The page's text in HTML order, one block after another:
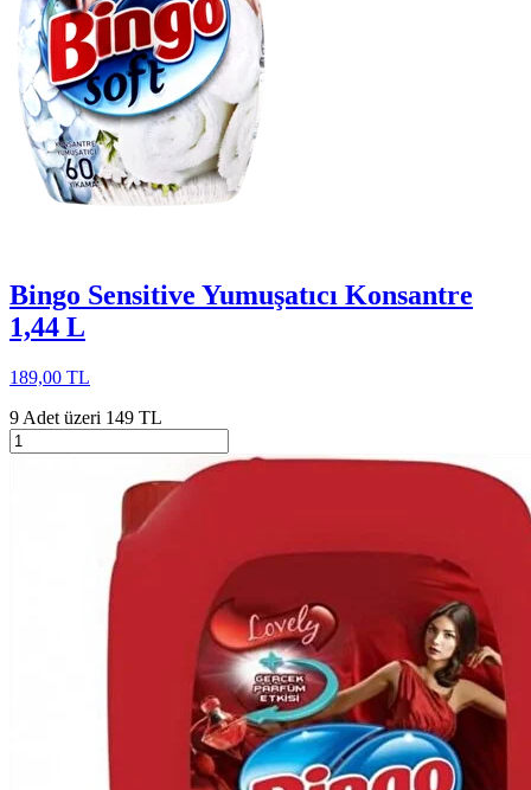
Bingo Sensitive Yumuşatıcı Konsantre
1,44 L
189,00 TL
9 Adet üzeri 149 TL